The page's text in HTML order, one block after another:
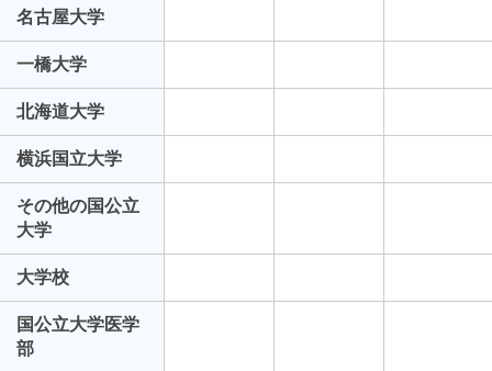
名古屋大学
一橋大学
北海道大学
横浜国立大学
その他の国公立
大学
大学校
国公立大学医学
部